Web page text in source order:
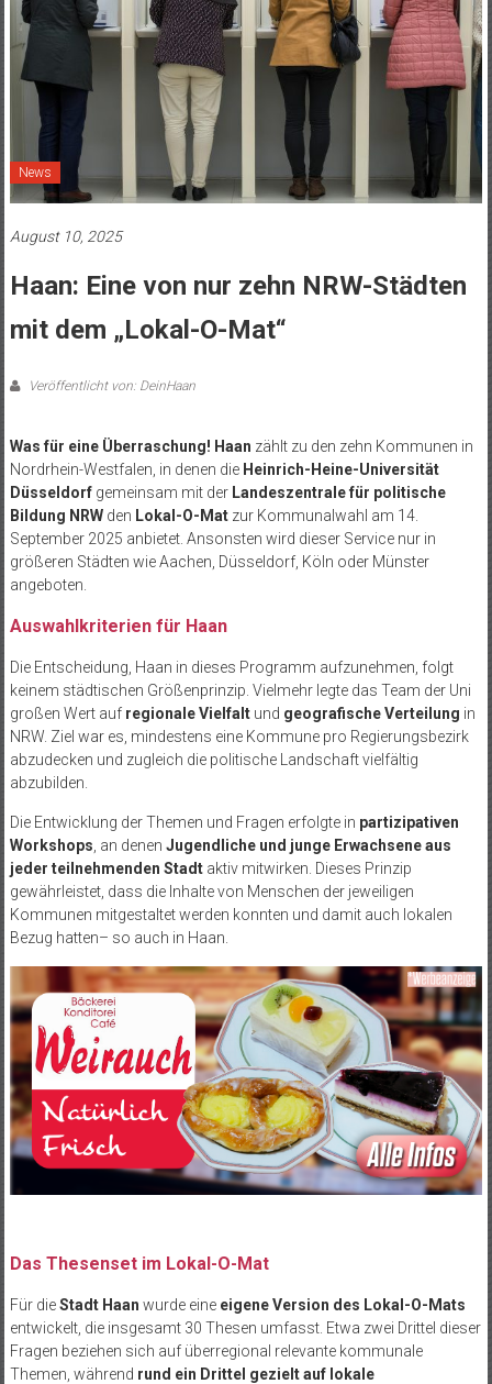
News
August 10, 2025
Haan: Eine von nur zehn NRW-Städten
mit dem „Lokal-O-Mat“
Veröffentlicht von: DeinHaan
Was für eine Überraschung! Haan zählt zu den zehn Kommunen in
Nordrhein-Westfalen, in denen die Heinrich-Heine-Universität
Düsseldorfgemeinsam mit der Landeszentrale für politische
Bildung NRWden Lokal-O-Matzur Kommunalwahl am 14.
September 2025 anbietet. Ansonsten wird dieser Service nur in
größeren Städten wie Aachen, Düsseldorf, Köln oder Münster
angeboten.
Auswahlkriterien für Haan
Die Entscheidung, Haan in dieses Programm aufzunehmen, folgt
keinem städtischen Größenprinzip. Vielmehr legte das Team der Uni
großen Wert auf regionale Vielfaltund geografische Verteilung in
NRW. Ziel war es, mindestens eine Kommune pro Regierungsbezirk
abzudecken und zugleich die politische Landschaft vielfältig
abzubilden.
Die Entwicklung der Themen und Fragen erfolgte in partizipativen
Workshops , an denen Jugendliche und junge Erwachsene aus
jeder teilnehmenden Stadtaktiv mitwirken. Dieses Prinzip
gewährleistet, dass die Inhalte von Menschen der jeweiligen
Kommunen mitgestaltet werden konnten und damit auch lokalen
Bezug hatten– so auch in Haan.
Das Thesenset im Lokal-O-Mat
Für dieStadt Haan wurde eine eigene Version des Lokal-O-Mats
entwickelt, die insgesamt 30 Thesen umfasst. Etwa zwei Drittel dieser
Fragen beziehen sich auf überregional relevante kommunale
Themen, während rund ein Drittel gezielt auf lokale